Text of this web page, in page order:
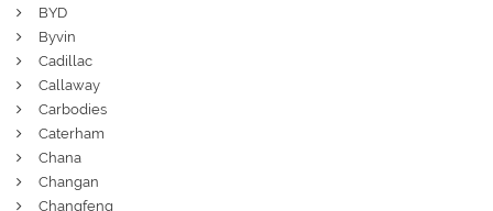
BYD
Byvin
Cadillac
Callaway
Carbodies
Caterham
Chana
Changan
Changfeng